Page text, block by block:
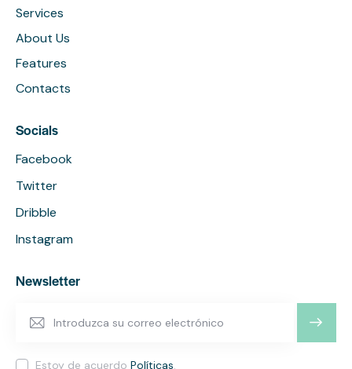
Services
About Us
Features
Contacts
Socials
Facebook
Twitter
Dribble
Instagram
Newsletter
SUSCRI
Estoy de acuerdo Políticas.